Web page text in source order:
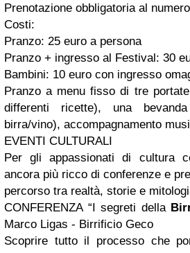
Prenotazione obbligatoria al
Costi:
Pranzo: 25 euro a persona
Pranzo + ingresso al Festival: 30
Bambini: 10 euro con ingresso
Pranzo a menu fisso di tre
differenti ricette), una
birra/vino), accompagnamento
EVENTI CULTURALI
Per gli appassionati di cultura
ancora più ricco di conferenze e
percorso tra realtà, storie e
CONFERENZA “I segreti della
Marco Ligas - Birrificio Geco
Scoprire tutto il processo che